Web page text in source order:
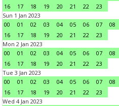
16
17 18 19 20 21 22
23
Sun 1 Jan 2023
00
01 02 03 04 05 06 07 08
16
17 18 19 20 21 22
23
Mon 2 Jan 2023
00
01 02 03 04 05 06 07 08
16
17 18 19 20 21 22
23
Tue 3 Jan 2023
00
01 02 03 04 05 06 07 08
16
17 18 19 20 21 22
23
Wed 4 Jan 2023